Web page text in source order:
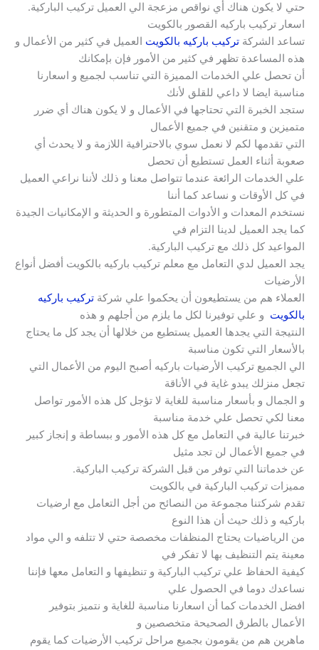
حتي لا يكون هناك أي نواقص مزعجة الي العميل تركيب الباركية.
اسعار تركيب باركيه القصور بالكويت
تساعد الشركة تركيب باركيه بالكويت العميل في كثير من الأعمال و
هذه المساعدة تظهر في كثير من الأمور فإن بإمكانك
أن تحصل علي الخدمات المميزة التي تناسب لجميع و اسعارنا
مناسبة ايضا لا داعي للقلق لأنك
ستجد الخبرة التي تحتاجها في الأعمال و لا يكون هناك أي ضرر
متميزين و متقنين في جميع الأعمال
التي تقدمها لكم لا نعمل سوي بالاحترافية اللازمة و لا يحدث أي
صعوبة أثناء العمل تستطيع أن تحصل
علي الخدمات الرائعة عندما تتواصل معنا و ذلك لأننا نراعي العميل
في كل الأوقات و نساعد كما أننا
نستخدم المعدات و الأدوات المتطورة و الحديثة و الإمكانيات الجيدة
كما يجد العميل لدينا التزام في
المواعيد كل ذلك مع تركيب الباركية.
يجد العميل لدي التعامل مع معلم تركيب باركيه بالكويت أفضل أنواع
الأرضيات
العملاء هم من يستطيعون أن يحكموا علي شركة تركيب باركيه
بالكويت و علي توفيرنا لكل ما يلزم من أجلهم و هذه
النتيجة التي يجدها العميل يستطيع من خلالها أن يجد كل ما يحتاج
بالأسعار التي تكون مناسبة
الي الجميع تركيب الأرضيات باركيه أصبح اليوم من الأعمال التي
تجعل منزلك يبدو غاية في الأناقة
و الجمال و بأسعار مناسبة للغاية لا تؤجل كل هذه الأمور تواصل
معنا لكي تحصل علي خدمة مناسبة
خبرتنا عالية في التعامل مع كل هذه الأمور و ببساطة و إنجاز كبير
في جميع الأعمال لن تجد مثيل
عن خدماتنا التي توفر من قبل الشركة تركيب الباركية.
مميزات تركيب الباركية في بالكويت
تقدم شركتنا مجموعة من النصائح من أجل التعامل مع ارضيات
باركيه و ذلك حيث أن هذا النوع
من الرياضيات يحتاج المنظفات مخصصة حتي لا تتلفه و الي مواد
معينة يتم التنظيف بها لا تفكر في
كيفية الحفاظ علي تركيب الباركية و تنظيفها و التعامل معها فإننا
نساعدك دوما في الحصول علي
افضل الخدمات كما أن اسعارنا مناسبة للغاية و نتميز بتوفير
الأعمال بالطرق الصحيحة متخصصين و
ماهرين هم من يقومون بجميع مراحل تركيب الأرضيات كما يقوم